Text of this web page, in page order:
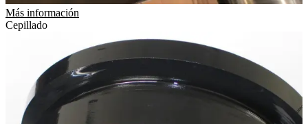
Más información
Cepillado